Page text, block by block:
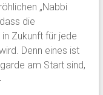
„Nabbi
die
Zukunft für jede
Denn eines ist
am Start sind,